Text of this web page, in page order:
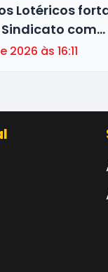
Lotéricos
com
do ramo
às 16:11